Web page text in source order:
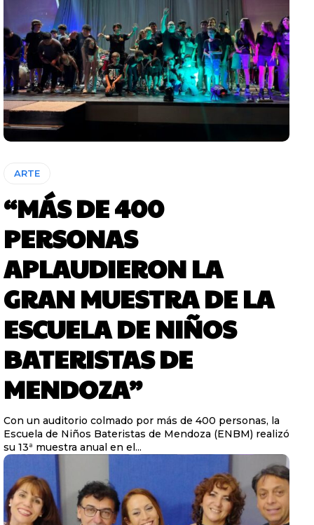
ARTE
“MÁS DE 400
PERSONAS
APLAUDIERON LA
GRAN MUESTRA DE LA
ESCUELA DE NIÑOS
BATERISTAS DE
MENDOZA”
Con un auditorio colmado por más de 400 personas, la
Escuela de Niños Bateristas de Mendoza (ENBM) realizó
su 13ª muestra anual en el...